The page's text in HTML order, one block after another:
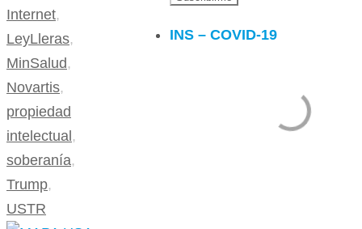
Internet,
LeyLleras,
MinSalud ,
Novartis,
propiedad
intelectual ,
soberanía,
Trump,
USTR
INS – COVID-19